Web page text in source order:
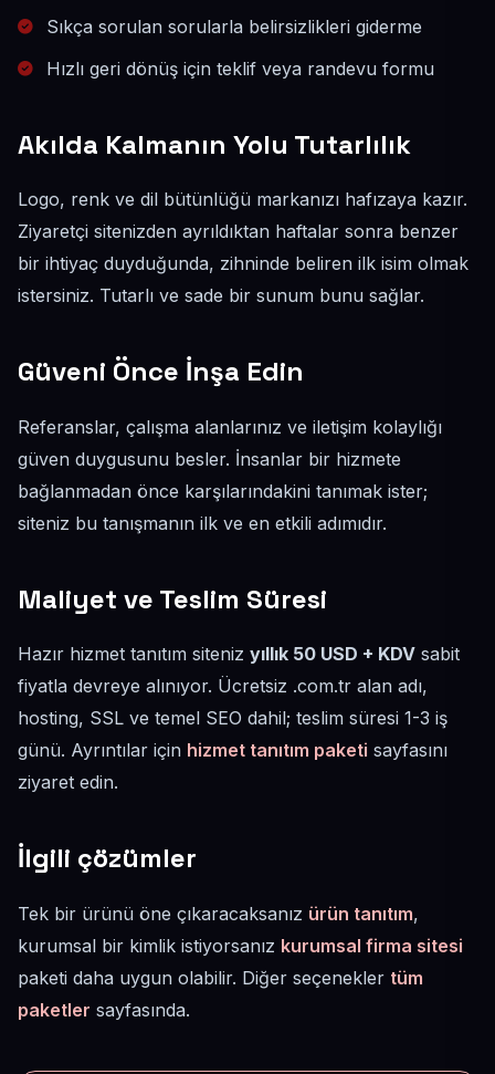
Sıkça sorulan sorularla belirsizlikleri giderme
Hızlı geri dönüş için teklif veya randevu formu
Akılda Kalmanın Yolu Tutarlılık
Logo, renk ve dil bütünlüğü markanızı hafızaya kazır.
Ziyaretçi sitenizden ayrıldıktan haftalar sonra benzer
bir ihtiyaç duyduğunda, zihninde beliren ilk isim olmak
istersiniz. Tutarlı ve sade bir sunum bunu sağlar.
Güveni Önce İnşa Edin
Referanslar, çalışma alanlarınız ve iletişim kolaylığı
güven duygusunu besler. İnsanlar bir hizmete
bağlanmadan önce karşılarındakini tanımak ister;
siteniz bu tanışmanın ilk ve en etkili adımıdır.
Maliyet ve Teslim Süresi
Hazır hizmet tanıtım siteniz yıllık 50 USD + KDV sabit
fiyatla devreye alınıyor. Ücretsiz .com.tr alan adı,
hosting, SSL ve temel SEO dahil; teslim süresi 1-3 iş
günü. Ayrıntılar için hizmet tanıtım paketi sayfasını
ziyaret edin.
İlgili çözümler
Tek bir ürünü öne çıkaracaksanız ürün tanıtım,
kurumsal bir kimlik istiyorsanız kurumsal firma sitesi
paketi daha uygun olabilir. Diğer seçenekler tüm
paketler sayfasında.